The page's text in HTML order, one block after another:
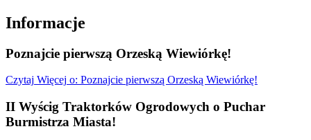
Informacje
Poznajcie pierwszą Orzeską Wiewiórkę!
Czytaj Więcej o: Poznajcie pierwszą Orzeską Wiewiórkę!
II Wyścig Traktorków Ogrodowych o Puchar
Burmistrza Miasta!